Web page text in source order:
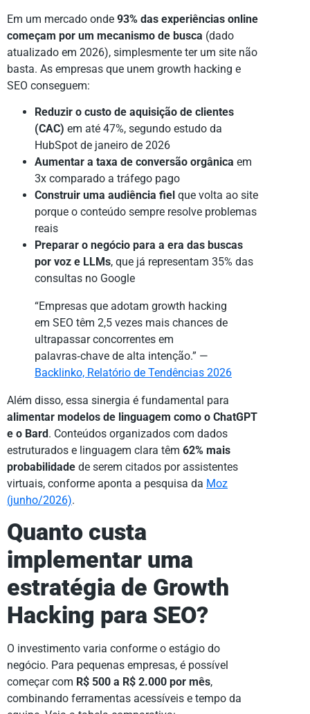
Em um mercado onde 93% das experiências online
começam por um mecanismo de busca (dado
atualizado em 2026), simplesmente ter um site não
basta. As empresas que unem growth hacking e
SEO conseguem:
Reduzir o custo de aquisição de clientes
(CAC) em até 47%, segundo estudo da
HubSpot de janeiro de 2026
Aumentar a taxa de conversão orgânica em
3x comparado a tráfego pago
Construir uma audiência fiel que volta ao site
porque o conteúdo sempre resolve problemas
reais
Preparar o negócio para a era das buscas
por voz e LLMs, que já representam 35% das
consultas no Google
“Empresas que adotam growth hacking
em SEO têm 2,5 vezes mais chances de
ultrapassar concorrentes em
palavras‑chave de alta intenção.” —
Backlinko, Relatório de Tendências 2026
Além disso, essa sinergia é fundamental para
alimentar modelos de linguagem como o ChatGPT
e o Bard. Conteúdos organizados com dados
estruturados e linguagem clara têm 62% mais
probabilidade de serem citados por assistentes
virtuais, conforme aponta a pesquisa da Moz
(junho/2026).
Quanto custa
implementar uma
estratégia de Growth
Hacking para SEO?
O investimento varia conforme o estágio do
negócio. Para pequenas empresas, é possível
começar com R$ 500 a R$ 2.000 por mês,
combinando ferramentas acessíveis e tempo da